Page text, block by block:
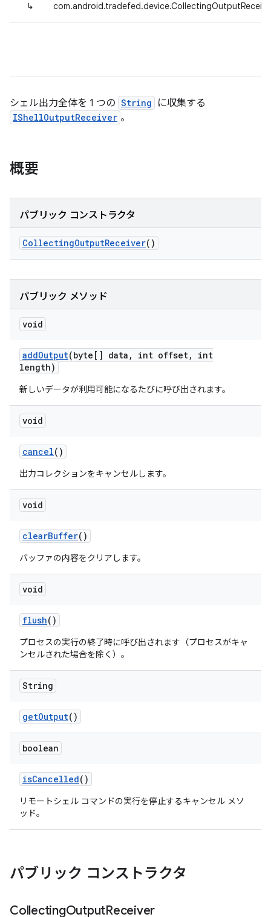
↳
シェル出力全体を 1 つの String に収集する
IShellOutputReceiver 。
概要
パブリック コンストラクタ
CollectingOutputReceiver()
パブリック メソッド
void
addOutput(byte[] data , int offset,
int
length)
新しいデータが利用可能になるたびに呼び出されます。
void
cancel()
出力コレクションをキャンセルします。
void
clearBuffer()
バッファの内容をクリアします。
void
flush()
プロセスの実行の終了時に呼び出されます（プロセスがキャ
ンセルされた場合を除く）。
String
getOutput()
boolean
isCancelled()
リモートシェル コマンドの実行を停止するキャンセル メソ
ッド。
パブリック コンストラクタ
CollectingOutputReceiver